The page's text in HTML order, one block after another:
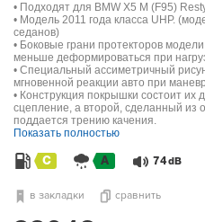
• Подходят для BMW X5 M (F95)
• Модель 2011 года класса UHP.
седанов)
• Боковые грани протекторов
меньше деформироваться при
• Специальный ассиметричный
мгновенной реакции авто при
• Конструкция покрышки состоит их
сцепление, а второй, сделанный из
поддается трению качения.
Показать полностью
C A 74dB
в закладки сравнить